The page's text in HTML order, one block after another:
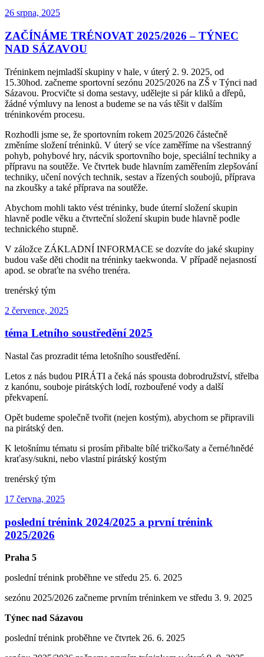
Publikováno
26 srpna, 2025
ZAČÍNÁME TRÉNOVAT 2025/2026 – TÝNEC
NAD SÁZAVOU
Tréninkem nejmladší skupiny v hale, v úterý 2. 9. 2025, od
15.30hod. začneme sportovní sezónu 2025/2026 na ZŠ v Týnci nad
Sázavou. Procvičte si doma sestavy, udělejte si pár kliků a dřepů,
žádné výmluvy na lenost a budeme se na vás těšit v dalším
tréninkovém procesu.
Rozhodli jsme se, že sportovním rokem 2025/2026 částečně
změníme složení tréninků. V úterý se více zaměříme na všestranný
pohyb, pohybové hry, nácvik sportovního boje, speciální techniky a
přípravu na soutěže. Ve čtvrtek bude hlavním zaměřením zlepšování
techniky, učení nových technik, sestav a řízených soubojů, příprava
na zkoušky a také příprava na soutěže.
Abychom mohli takto vést tréninky, bude úterní složení skupin
hlavně podle věku a čtvrteční složení skupin bude hlavně podle
technického stupně.
V záložce ZÁKLADNÍ INFORMACE se dozvíte do jaké skupiny
budou vaše děti chodit na tréninky taekwonda. V případě nejasností
apod. se obraťte na svého trenéra.
trenérský tým
Publikováno
2 července, 2025
téma Letního soustředění 2025
Nastal čas prozradit téma letošního soustředění.
Letos z nás budou PIRÁTI a čeká nás spousta dobrodružství, střelba
z kanónu, souboje pirátských lodí, rozbouřené vody a další
překvapení.
Opět budeme společně tvořit (nejen kostým), abychom se připravili
na pirátský den.
K letošnímu tématu si prosím přibalte bílé tričko/šaty a černé/hnědé
kraťasy/sukni, nebo vlastní pirátský kostým
trenérský tým
Publikováno
17 června, 2025
poslední trénink 2024/2025 a první trénink
2025/2026
Praha 5
poslední trénink proběhne ve středu 25. 6. 2025
sezónu 2025/2026 začneme prvním tréninkem ve středu 3. 9. 2025
Týnec nad Sázavou
poslední trénink proběhne ve čtvrtek 26. 6. 2025